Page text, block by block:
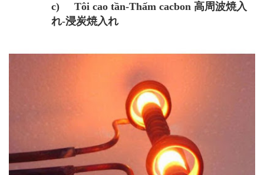
c) Tôi cao tần-Thấm cacbon 高周波焼入
れ-浸炭焼入れ